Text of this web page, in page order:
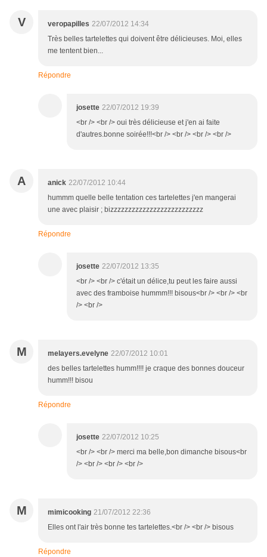
V veropapilles 22/07/2012 14:34
Très belles tartelettes qui doivent être délicieuses. Moi, elles
me tentent bien...
Répondre
josette 22/07/2012 19:39
<br /> <br /> oui très délicieuse et j'en ai faite
d'autres.bonne soirée!!!<br /> <br /> <br /> <br />
A anick 22/07/2012 10:44
hummm quelle belle tentation ces tartelettes j'en mangerai
une avec plaisir ; bizzzzzzzzzzzzzzzzzzzzzzzzzz
Répondre
josette 22/07/2012 13:35
<br /> <br /> c'était un délice,tu peut les faire aussi
avec des framboise hummm!!! bisous<br /> <br /> <br
/> <br />
M melayers.evelyne 22/07/2012 10:01
des belles tartelettes humm!!!! je craque des bonnes douceur
humm!!! bisou
Répondre
josette 22/07/2012 10:25
<br /> <br /> merci ma belle,bon dimanche bisous<br
/> <br /> <br /> <br />
M mimicooking 21/07/2012 22:36
Elles ont l'air très bonne tes tartelettes.<br /> <br /> bisous
Répondre